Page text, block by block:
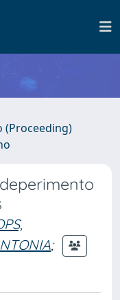
(Proceeding)
;